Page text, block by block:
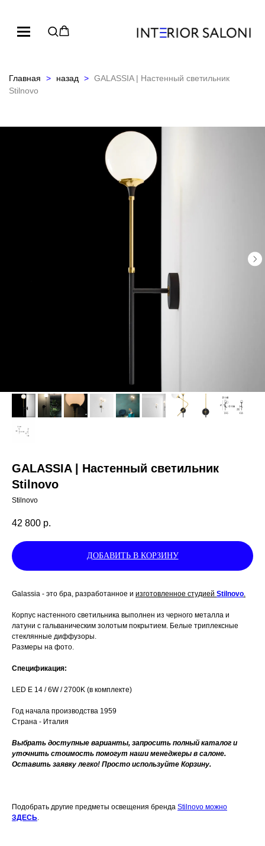
Главная назад
GALASSIA | Настенный светильник
Stilnovo
GALASSIA | Настенный светильник
Stilnovo
Stilnovo
42 800 р.
ДОБАВИТЬ В КОРЗИНУ
Galassia - это бра, разработанное и изготовленное студией Stilnovo.
Корпус настенного светильника выполнен из черного металла и
латуни с гальваническим золотым покрытием. Белые триплексные
стеклянные диффузоры.
Размеры на фото.
Спецификация:
LED E 14 / 6W / 2700K (в комплекте)
Год начала производства 1959
Страна - Италия
Выбрать доступные варианты, запросить полный каталог и
уточнить стоимость помогут наши менеджеры в салоне.
Оставить заявку легко! Просто используйте Корзину.
Подобрать другие предметы освещения бренда Stilnovo можно
ЗДЕСЬ.